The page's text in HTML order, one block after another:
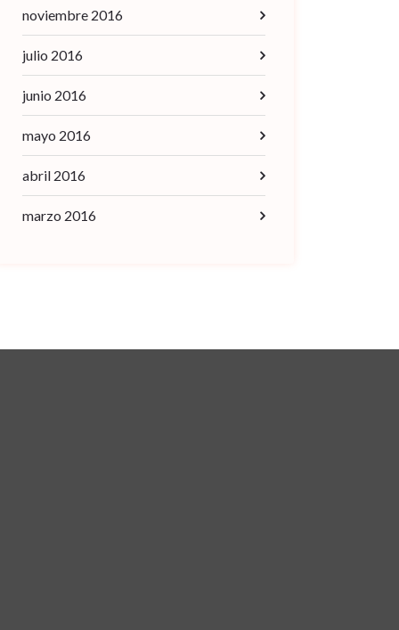
noviembre 2016
julio 2016
junio 2016
mayo 2016
abril 2016
marzo 2016